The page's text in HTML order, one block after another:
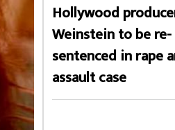
Hollywood
Weinstein to be re-
sentenced in rape
assault case